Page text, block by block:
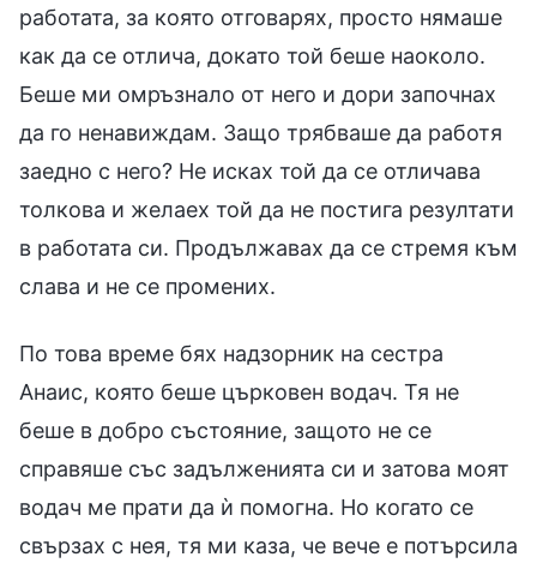
работата, за която отговарях, просто нямаше
как да се отлича, докато той беше наоколо.
Беше ми омръзнало от него и дори започнах
да го ненавиждам. Защо трябваше да работя
заедно с него? Не исках той да се отличава
толкова и желаех той да не постига резултати
в работата си. Продължавах да се стремя към
слава и не се промених.
По това време бях надзорник на сестра
Анаис, която беше църковен водач. Тя не
беше в добро състояние, защото не се
справяше със задълженията си и затова моят
водач ме прати да ѝ помогна. Но когато се
свързах с нея, тя ми каза, че вече е потърсила